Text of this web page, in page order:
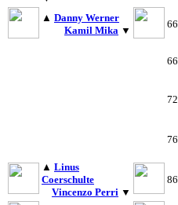
▲ Danny Werner
Kamil Mika ▼
66
66
72
76
▲ Linus
Coerschulte
Vincenzo Perri ▼
86